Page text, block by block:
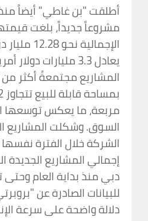
مشروعاً جديداً، بلغت
الإجمالية
يعادل 3.3 مليارات
مربعة، ما يعكس
السوق. وشكلت المشاريع
إجمالي المشاريع
دبي منذ بداية العام وحتى
للبيانات الصادرة عن
دلالة واضحة على سرعة